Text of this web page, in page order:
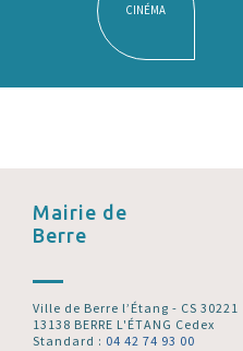
CINÉMA
Mairie de
Berre
Ville de Berre l’Étang - CS 30221
13138 BERRE L'ÉTANG Cedex
Standard : 04 42 74 93 00